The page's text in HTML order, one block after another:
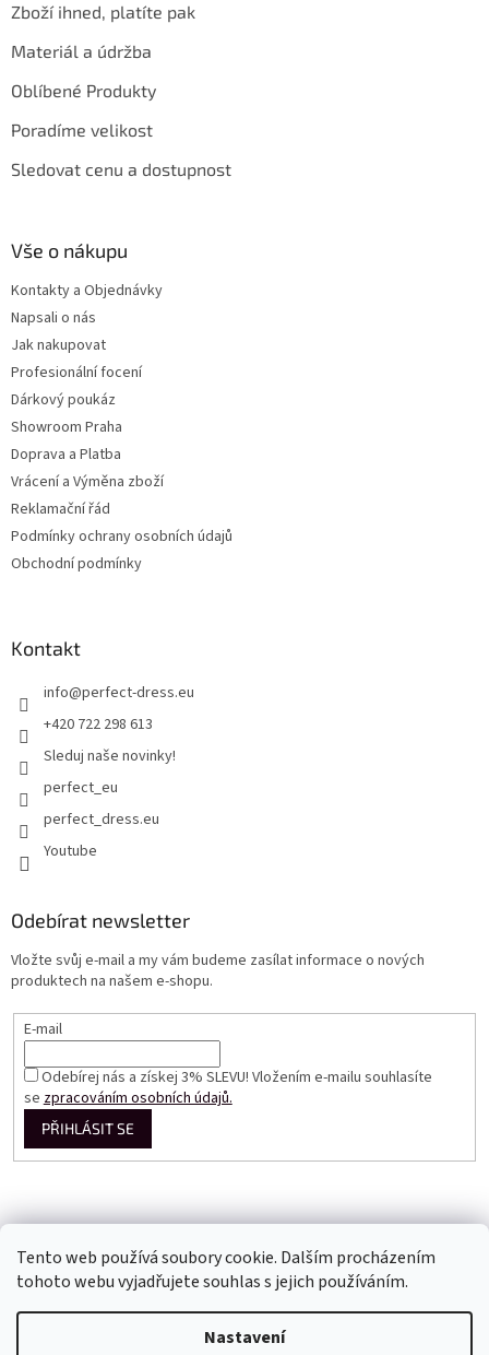
Tento web používá soubory cookie. Dalším procházením
tohoto webu vyjadřujete souhlas s jejich používáním.
Nastavení
Zboží ihned, platíte pak
Materiál a údržba
Oblíbené Produkty
Poradíme velikost
Sledovat cenu a dostupnost
Vše o nákupu
Kontakty a Objednávky
Napsali o nás
Jak nakupovat
Profesionální focení
Dárkový poukáz
Showroom Praha
Doprava a Platba
Vrácení a Výměna zboží
Reklamační řád
Podmínky ochrany osobních údajů
Obchodní podmínky
Kontakt
info@perfect-dress.eu
+420 722 298 613
Sleduj naše novinky!
perfect_eu
perfect_dress.eu
Youtube
Odebírat newsletter
Vložte svůj e-mail a my vám budeme zasílat informace o nových
produktech na našem e-shopu.
E-mail
Odebírej nás a získej 3% SLEVU! Vložením e-mailu souhlasíte
sezpracováním osobních údajů.
PŘIHLÁSIT SE